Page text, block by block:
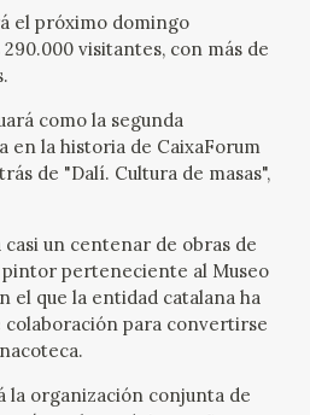
el próximo domingo
visitantes, con más de
como la segunda
en la historia de CaixaForum
de "Dalí. Cultura de masas",
un centenar de obras de
perteneciente al Museo
el que la entidad catalana ha
para convertirse
la organización conjunta de